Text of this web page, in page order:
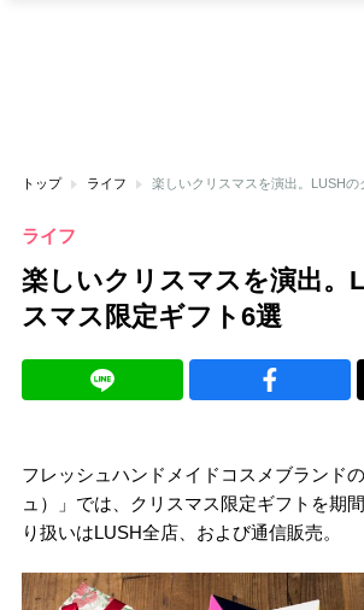
トップ ライフ 楽しいクリスマスを演出。LUSH
ライフ
楽しいクリスマスを演出。
スマス限定ギフト6選
フレッシュハンドメイドコスメブランド
ュ）」では、クリスマス限定ギフトを期
り扱いはLUSH全店、および通信販売。